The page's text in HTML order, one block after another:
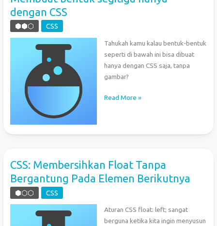
HTML
dengan CSS
⬢⬢⬡ CSS
Tahukah kamu kalau bentuk-bentuk
seperti di bawah ini bisa dibuat
hanya dengan CSS saja, tanpa
gambar?
Membuat
Read More »
CSS: Membersihkan Float Tanpa
Bergantung Pada Elemen Berikutnya
⬢⬡⬡ CSS
Aturan CSS float: left; sangat
berguna ketika kita ingin menyusun